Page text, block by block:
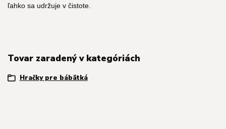
ľahko sa udržuje v čistote.
Tovar zaradený v kategóriách
Hračky pre bábätká